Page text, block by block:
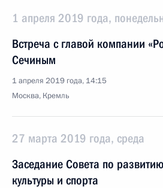
1 апреля 2019 года,
Встреча с главой компании
Сечиным
1 апреля 2019 года, 14:15
Москва, Кремль
27 марта 2019 года, среда
Заседание Совета по
культуры и спорта